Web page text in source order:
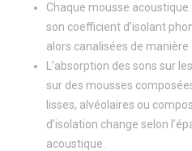
Chaque mousse acoustique
son coefficient d’isolant
alors canalisées de manière
L’absorption des sons sur
sur des mousses
lisses, alvéolaires ou
d’isolation change selon
acoustique.